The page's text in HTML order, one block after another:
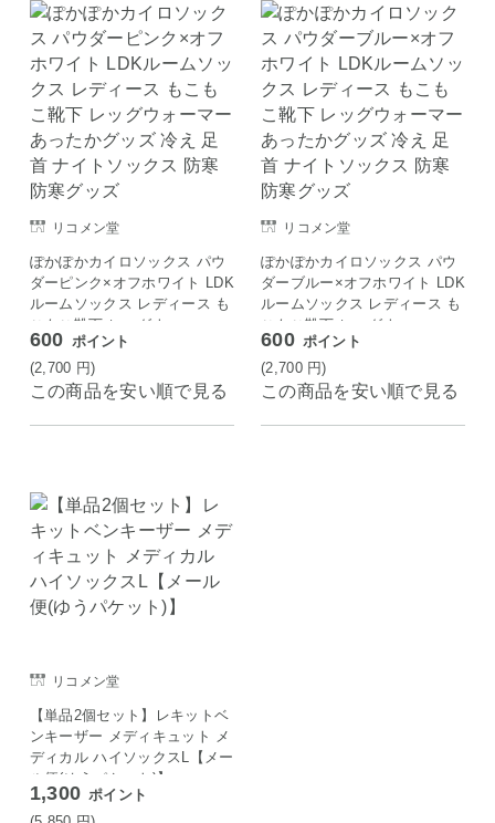
リコメン堂
ぽかぽかカイロソックス パウ
ダーピンク×オフホワイト LDK
ルームソックス レディース も
こもこ靴下 レッグウォーマー
あったかグッズ 冷え 足首 ナ
イトソックス 防寒 防寒グッズ
600 ポイント
(2,700 円)
この商品を安い順で見る
リコメン堂
ぽかぽかカイロソックス パウ
ダーブルー×オフホワイト LDK
ルームソックス レディース も
こもこ靴下 レッグウォーマー
あったかグッズ 冷え 足首 ナ
イトソックス 防寒 防寒グッズ
600 ポイント
(2,700 円)
この商品を安い順で見る
リコメン堂
【単品2個セット】レキットベ
ンキーザー メディキュット メ
ディカル ハイソックスL【メー
ル便(ゆうパケット)】
1,300 ポイント